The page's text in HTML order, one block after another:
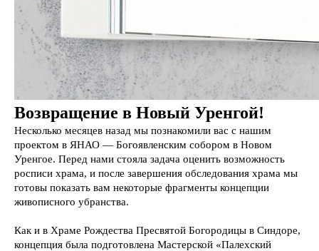
Возвращение в Новый Уренгой!
Несколько месяцев назад мы познакомили вас с нашим
проектом в ЯНАО — Богоявленским собором в Новом
Уренгое. Перед нами стояла задача оценить возможность
росписи храма, и после завершения обследования храма мы
готовы показать вам некоторые фрагменты концепции
живописного убранства.
Как и в Храме Рождества Пресвятой Богородицы в Синдоре,
концепция была подготовлена Мастерской «Палехский
© 2007–2026
ООО «Группа Спектр»
Проекты
Услуги
События
О компании
конфиденциальности